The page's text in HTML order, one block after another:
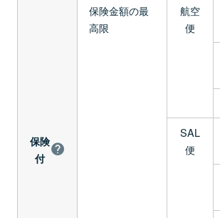
保険
付
保険金額の最
高限
航空
便
SAL
便